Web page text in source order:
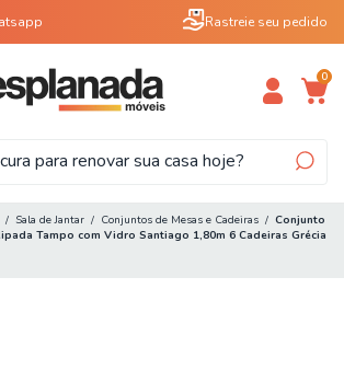
Rastreie seu pedido
0
/ Sala de Jantar / Conjuntos de Mesas e Cadeiras / Conjunto
Tampo com Vidro Santiago 1,80m 6 Cadeiras Grécia